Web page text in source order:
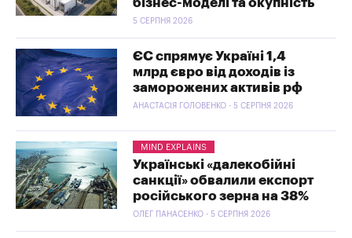
бізнес-моделі та окупність
5 СЕРПНЯ 2026
ЄС спрямує Україні 1,4
млрд євро від доходів із
заморожених активів рф
АНАСТАСІЯ ГОЛОВЕНКО - 5 СЕРПНЯ 2026
MIND EXPLAINS
Українські «далекобійні
санкції» обвалили експорт
російського зерна на 38%
ОЛЕГ ПАНАСЕНКО - 5 СЕРПНЯ 2026